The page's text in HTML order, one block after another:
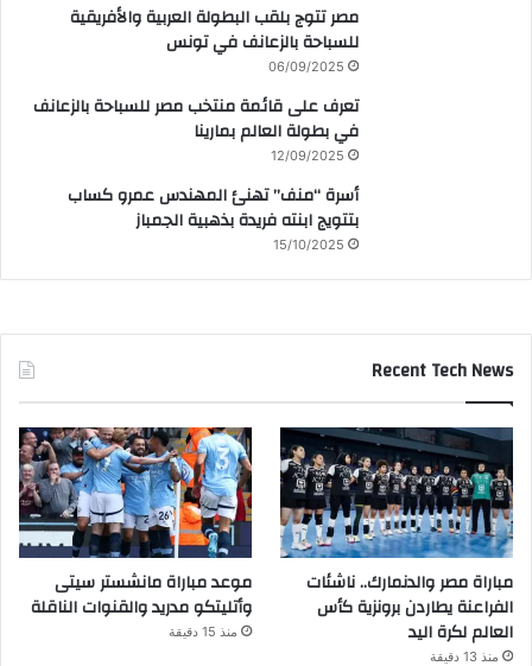
مصر تتوج بلقب البطولة العربية والأفريقية
للسباحة بالزعانف في تونس
06/09/2025
تعرف على قائمة منتخب مصر للسباحة بالزعانف
في بطولة العالم بمارينا
12/09/2025
أسرة “منف” تهنئ المهندس عمرو كساب
بتتويج ابنته فريدة بذهبية الجمباز
15/10/2025
Recent Tech News
مباراة مصر والدنمارك.. ناشئات
الفراعنة يطاردن برونزية كأس
العالم لكرة اليد
منذ 13 دقيقة
موعد مباراة مانشستر سيتى
وأتليتكو مدريد والقنوات الناقلة
منذ 15 دقيقة